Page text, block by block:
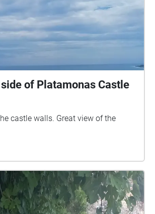
of Platamonas Castle
castle walls. Great view of the